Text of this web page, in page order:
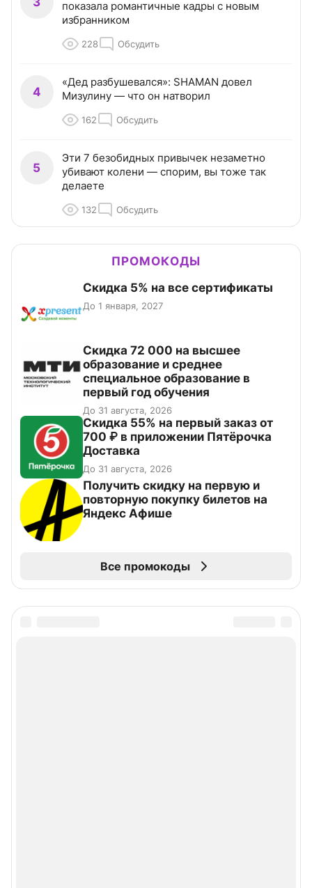
показала романтичные кадры с новым
избранником
228 Обсудить
4
«Дед разбушевался»: SHAMAN довел
Мизулину — что он натворил
162 Обсудить
5
Эти 7 безобидных привычек незаметно
убивают колени — спорим, вы тоже так
делаете
132 Обсудить
ПРОМОКОДЫ
Скидка 5% на все сертификаты
До 1 января, 2027
Скидка 72 000 на высшее
образование и среднее
специальное образование в
первый год обучения
До 31 августа, 2026
Скидка 55% на первый заказ от
700 ₽ в приложении Пятёрочка
Доставка
До 31 августа, 2026
Получить скидку на первую и
повторную покупку билетов на
Яндекс Афише
Все промокоды